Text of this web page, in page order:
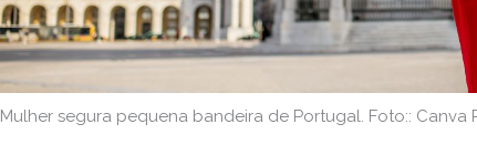
Mulher segura pequena bandeira de Portugal. Foto:: Canva